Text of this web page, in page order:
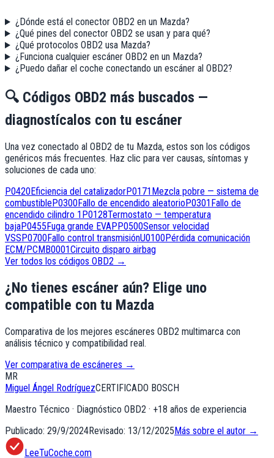
¿Dónde está el conector OBD2 en un Mazda?
¿Qué pines del conector OBD2 se usan y para qué?
¿Qué protocolos OBD2 usa Mazda?
¿Funciona cualquier escáner OBD2 en un Mazda?
¿Puedo dañar el coche conectando un escáner al OBD2?
🔍 Códigos OBD2 más buscados —
diagnostícalos con tu escáner
Una vez conectado al OBD2 de tu Mazda, estos son los códigos
genéricos más frecuentes. Haz clic para ver causas, síntomas y
soluciones de cada uno:
P0420Eficiencia del catalizadorP0171Mezcla pobre — sistema de
combustibleP0300Fallo de encendido aleatorioP0301Fallo de
encendido cilindro 1P0128Termostato — temperatura
bajaP0455Fuga grande EVAPP0500Sensor velocidad
VSSP0700Fallo control transmisiónU0100Pérdida comunicación
ECM/PCMB0001Circuito disparo airbag
Ver todos los códigos OBD2 →
¿No tienes escáner aún? Elige uno
compatible con tu Mazda
Comparativa de los mejores escáneres OBD2 multimarca con
análisis técnico y compatibilidad real.
Ver comparativa de escáneres →
MR
Miguel Ángel RodríguezCERTIFICADO BOSCH
Maestro Técnico · Diagnóstico OBD2 · +18 años de experiencia
Publicado: 29/9/2024Revisado: 13/12/2025Más sobre el autor →
LeeTuCoche.com